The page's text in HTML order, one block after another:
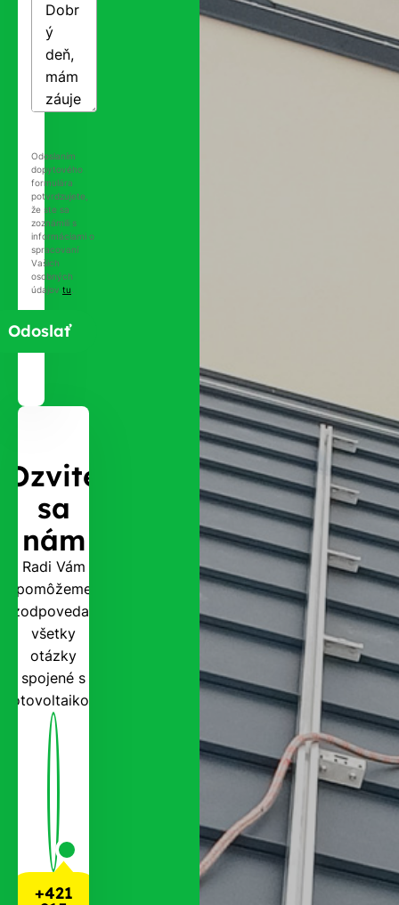
Ozvite
sa
nám
Radi Vám
pomôžeme
zodpovedať
všetky
otázky
spojené s
fotovoltaikou.
+421
Odoslaním
dopytového
formulára
potvrdzujete,
že ste sa
zoznámili s
informáciami o
spracovaní
Vašich
osobných
údajov tu